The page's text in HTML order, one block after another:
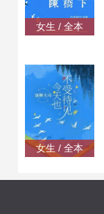
女生 / 全本
女生 / 全本